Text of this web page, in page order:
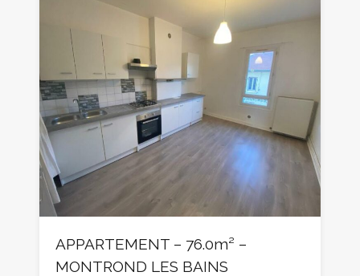
APPARTEMENT – 76.0m² –
MONTROND LES BAINS